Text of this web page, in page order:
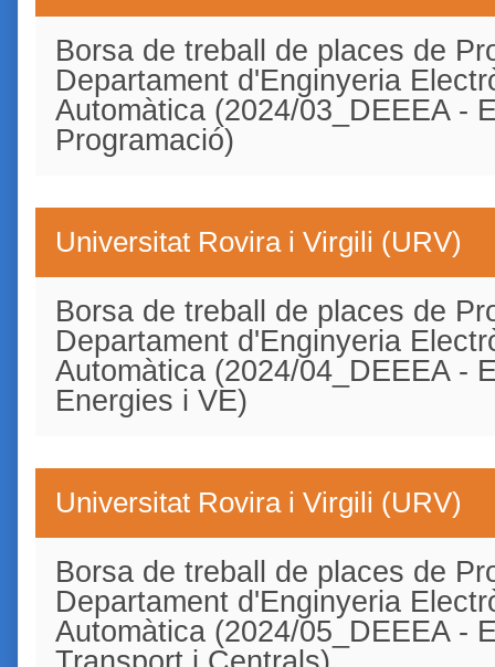
Borsa de treball de places de
Departament d'Enginyeria
Automàtica (2024/03_DEEEA -
Programació)
Universitat Rovira i Virgili (URV)
Borsa de treball de places de
Departament d'Enginyeria
Automàtica (2024/04_DEEEA -
Energies i VE)
Universitat Rovira i Virgili (URV)
Borsa de treball de places de
Departament d'Enginyeria
Automàtica (2024/05_DEEEA -